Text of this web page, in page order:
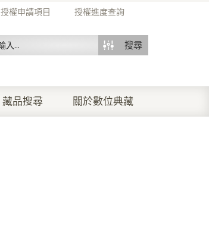
授權申請項目 授權進度查詢
搜尋
藏品搜尋 關於數位典藏